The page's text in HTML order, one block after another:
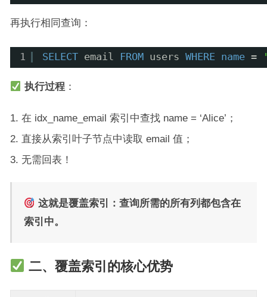
再执行相同查询：
1 SELECT email FROM users WHERE name =
执行过程：
在 idx_name_email 索引中查找 name = ‘Alice’；
直接从索引叶子节点中读取 email 值；
无需回表！
这就是覆盖索引：查询所需的所有列都包含在
索引中。
二、覆盖索引的核心优势